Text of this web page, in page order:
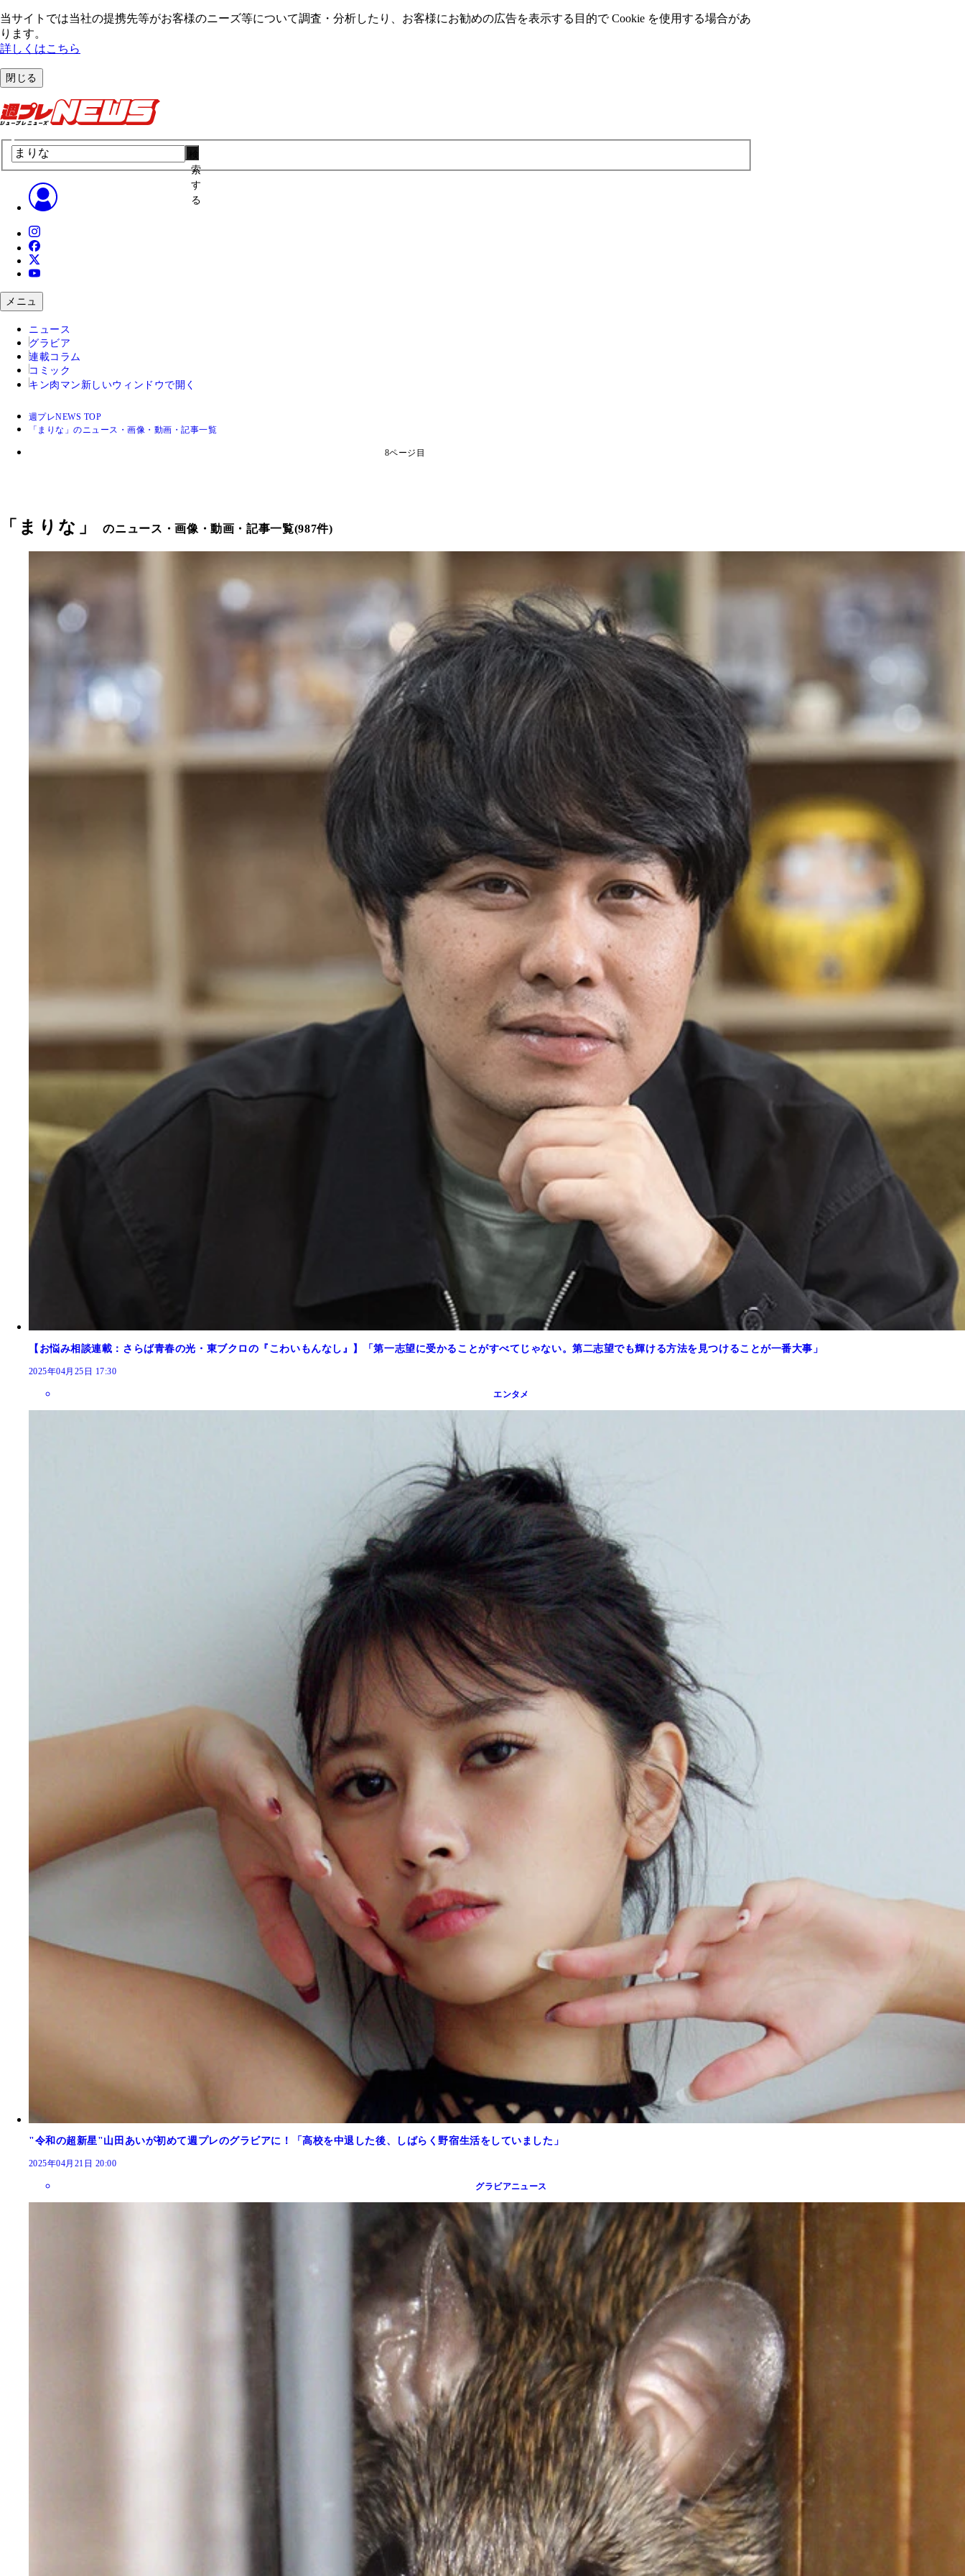
当サイトでは当社の提携先等がお客様のニーズ等について調査・分析したり、お客様にお勧めの広告を表⽰する⽬的で Cookie を使⽤する場合があ
ります。
詳しくはこちら
閉じる
索
す
る
メニュ
ニュース
グラビア
連載コラム
コミック
キン肉マン 新しいウィンドウで開く
週プレNEWS TOP
「まりな」のニュース・画像・動画・記事一覧
8ページ目
「 まりな 」のニュース・画像・動画・記事一覧(987件)
【お悩み相談連載：さらば青春の光・東ブクロの『こわいもんなし』】「第一志望に受かることがすべてじゃない。第二志望でも輝ける方法を見つけることが一番大事」
2025年04月25日 17:30
エンタメ
"令和の超新星"山田あいが初めて週プレのグラビアに！「高校を中退した後、しばらく野宿生活をしていました」
2025年04月21日 20:00
グラビアニュース